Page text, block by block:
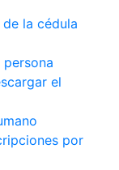
la cédula
el
por